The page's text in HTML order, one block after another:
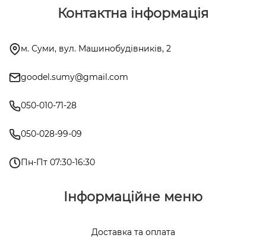
Контактна інформація
м. Суми, вул. Машинобудівників, 2
goodel.sumy@gmail.com
050-010-71-28
050-028-99-09
Пн-Пт 07:30-16:30
Інформаційне меню
Доставка та оплата